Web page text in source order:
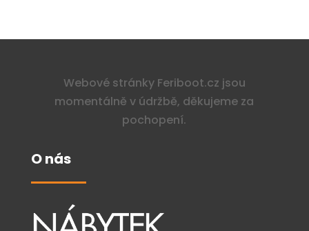
Webové stránky Feriboot.cz jsou
momentálně v údržbě, děkujeme za
pochopení.
O nás